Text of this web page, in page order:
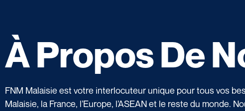
À Propos De
FNM Malaisie est votre interlocuteur unique pour tous vos
Malaisie, la France, l’Europe, l’ASEAN et le reste du monde.